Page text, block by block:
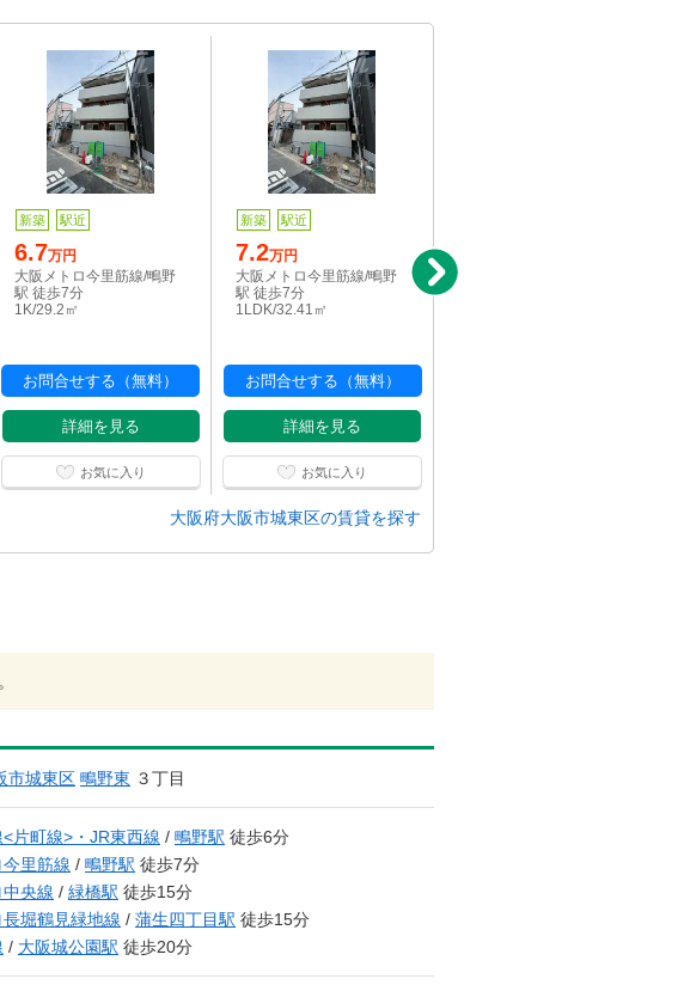
新築 駅近
6.7万円
大阪メトロ今里筋線/鴫野
駅 徒歩7分
1K/29.2㎡
お問合せする（無料）
詳細を見る
お気に入り
新築 駅近
7.2万円
大阪メトロ今里筋線/鴫野
駅 徒歩7分
1LDK/32.41㎡
お問合せする（無料）
詳細を見る
お気に入り
大阪メトロ今里筋線/鴫野
大阪府大阪市城東区の賃貸を探す
市城東区 鴫野東 ３丁目
片町線>・JR東西線 / 鴫野駅 徒歩6分
里筋線 / 鴫野駅 徒歩7分
央線 / 緑橋駅 徒歩15分
堀鶴見緑地線 / 蒲生四丁目駅 徒歩15分
/ 大阪城公園駅 徒歩20分